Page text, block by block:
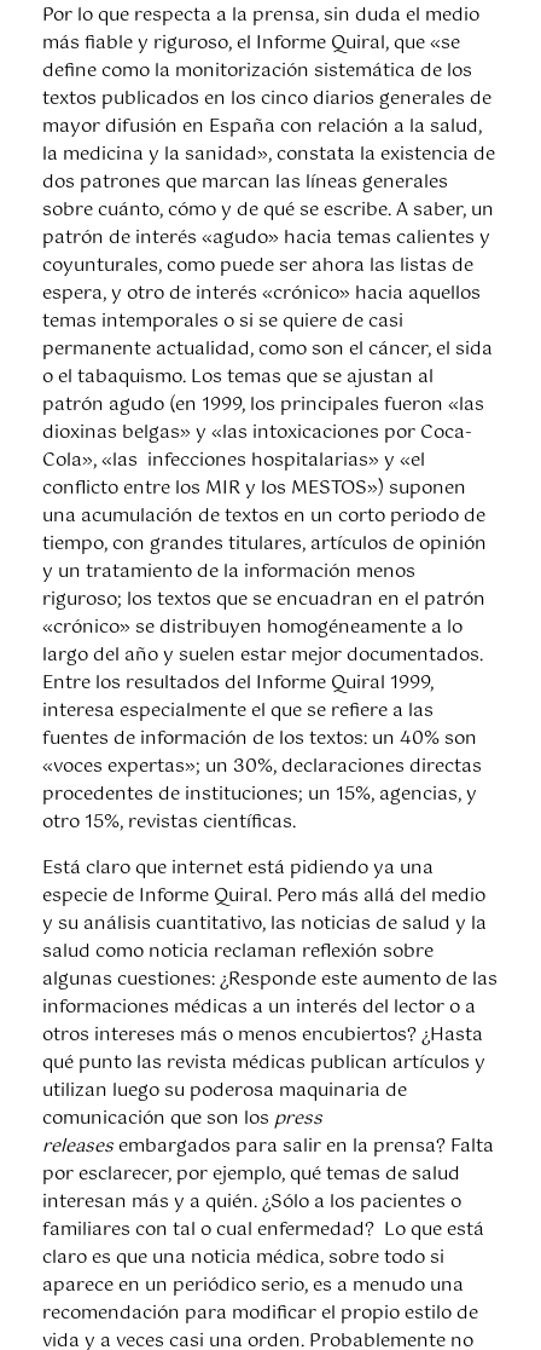
Por lo que respecta a la prensa, sin duda el medio
más fiable y riguroso, el Informe Quiral, que «se
define como la monitorización sistemática de los
textos publicados en los cinco diarios generales de
mayor difusión en España con relación a la salud,
la medicina y la sanidad», constata la existencia de
dos patrones que marcan las líneas generales
sobre cuánto, cómo y de qué se escribe. A saber, un
patrón de interés «agudo» hacia temas calientes y
coyunturales, como puede ser ahora las listas de
espera, y otro de interés «crónico» hacia aquellos
temas intemporales o si se quiere de casi
permanente actualidad, como son el cáncer, el sida
o el tabaquismo. Los temas que se ajustan al
patrón agudo (en 1999, los principales fueron «las
dioxinas belgas» y «las intoxicaciones por Coca-
Cola», «las infecciones hospitalarias» y «el
conflicto entre los MIR y los MESTOS») suponen
una acumulación de textos en un corto periodo de
tiempo, con grandes titulares, artículos de opinión
y un tratamiento de la información menos
riguroso; los textos que se encuadran en el patrón
«crónico» se distribuyen homogéneamente a lo
largo del año y suelen estar mejor documentados.
Entre los resultados del Informe Quiral 1999,
interesa especialmente el que se refiere a las
fuentes de información de los textos: un 40% son
«voces expertas»; un 30%, declaraciones directas
procedentes de instituciones; un 15%, agencias, y
otro 15%, revistas científicas.
Está claro que internet está pidiendo ya una
especie de Informe Quiral. Pero más allá del medio
y su análisis cuantitativo, las noticias de salud y la
salud como noticia reclaman reflexión sobre
algunas cuestiones: ¿Responde este aumento de las
informaciones médicas a un interés del lector o a
otros intereses más o menos encubiertos? ¿Hasta
qué punto las revista médicas publican artículos y
utilizan luego su poderosa maquinaria de
comunicación que son los press
releasesembargados para salir en la prensa? Falta
por esclarecer, por ejemplo, qué temas de salud
interesan más y a quién. ¿Sólo a los pacientes o
familiares con tal o cual enfermedad? Lo que está
claro es que una noticia médica, sobre todo si
aparece en un periódico serio, es a menudo una
recomendación para modificar el propio estilo de
vida y a veces casi una orden. Probablemente no